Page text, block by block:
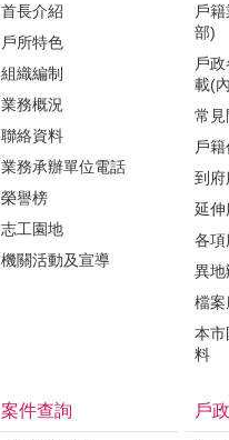
首長介紹
戶所特色
組織編制
業務概況
聯絡資料
業務承辦單位電話
榮譽榜
志工園地
機關活動及宣導
戶
部)
戶
載(
常見
戶
到府
延伸
各項
異地
檔案
本市
料
案件查詢 戶